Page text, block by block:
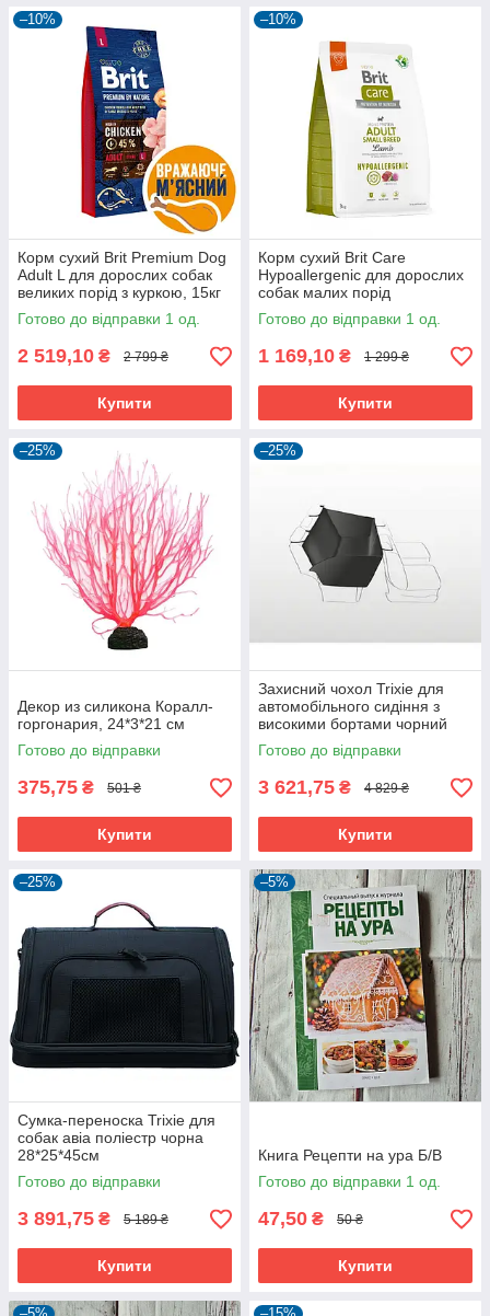
–10%
Корм сухий Brit Premium Dog
Adult L для дорослих собак
великих порід з куркою, 15кг
Готово до відправки 1 од.
2 519,10 ₴ 2 799 ₴
Купити
–10%
Корм сухий Brit Care
Hypoallergenic для дорослих
собак малих порід
гіпоалергенний з ягням, 3кг
Готово до відправки 1 од.
1 169,10 ₴ 1 299 ₴
Купити
–25%
Декор из силикона Коралл-
горгонария, 24*3*21 см
Готово до відправки
375,75 ₴ 501 ₴
Купити
–25%
Захисний чохол Trixie для
автомобільного сидіння з
високими бортами чорний
поліестер 130х155 см
Готово до відправки
3 621,75 ₴ 4 829 ₴
Купити
–25%
Сумка-переноска Trixie для
собак авіа поліестр чорна
28*25*45см
Готово до відправки
3 891,75 ₴ 5 189 ₴
Купити
–5%
Книга Рецепти на ура Б/В
Готово до відправки 1 од.
47,50 ₴ 50 ₴
Купити